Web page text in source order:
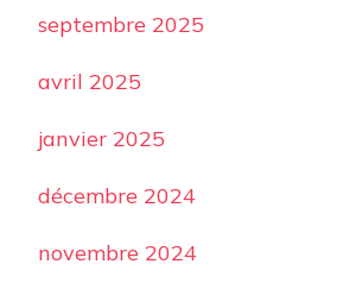
septembre 2025
avril 2025
janvier 2025
décembre 2024
novembre 2024